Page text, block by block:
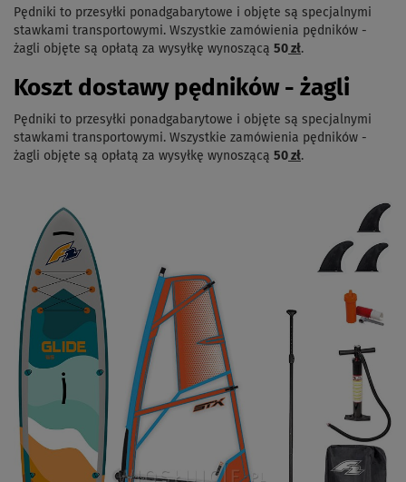
Pędniki to przesyłki ponadgabarytowe i objęte są specjalnymi
stawkami transportowymi. Wszystkie zamówienia pędników -
żagli objęte są opłatą za wysyłkę wynoszącą 50 zł.
Koszt dostawy pędników - żagli
Pędniki to przesyłki ponadgabarytowe i objęte są specjalnymi
stawkami transportowymi. Wszystkie zamówienia pędników -
żagli objęte są opłatą za wysyłkę wynoszącą 50 zł.